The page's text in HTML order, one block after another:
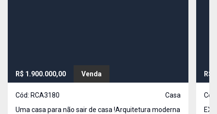
R$ 1.900.000,00 Venda
Cód: RCA3180
Casa
Uma casa para não sair de casa !Arquitetura moderna
R$